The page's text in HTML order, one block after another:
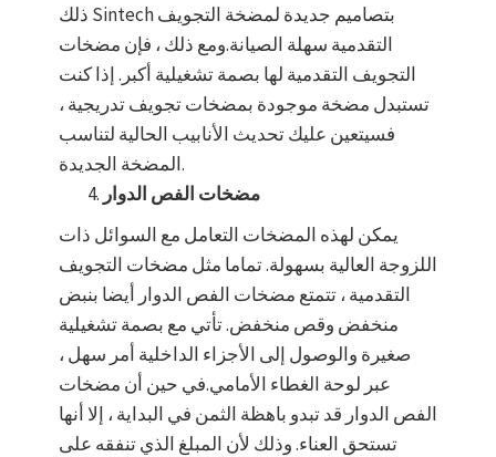
ذلك Sintech بتصاميم جديدة لمضخة التجويف
التقدمية سهلة الصيانة.ومع ذلك ، فإن مضخات
التجويف التقدمية لها بصمة تشغيلية أكبر. إذا كنت
تستبدل مضخة موجودة بمضخات تجويف تدريجية ،
فسيتعين عليك تحديث الأنابيب الحالية لتناسب
المضخة الجديدة.
مضخات الفص الدوار
يمكن لهذه المضخات التعامل مع السوائل ذات
اللزوجة العالية بسهولة. تماما مثل مضخات التجويف
التقدمية ، تتمتع مضخات الفص الدوار أيضا بنبض
منخفض وقص منخفض. تأتي مع بصمة تشغيلية
صغيرة والوصول إلى الأجزاء الداخلية أمر سهل ،
عبر لوحة الغطاء الأمامي.في حين أن مضخات
الفص الدوار قد تبدو باهظة الثمن في البداية ، إلا أنها
تستحق العناء. وذلك لأن المبلغ الذي تنفقه على